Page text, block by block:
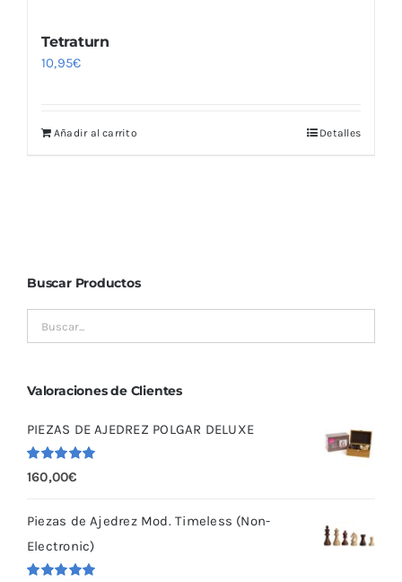
Tetraturn
10,95€
Añadir al carrito Detalles
Buscar Productos
Valoraciones de Clientes
PIEZAS DE AJEDREZ POLGAR DELUXE
Valorado
5.00
160,00€
Piezas de Ajedrez Mod. Timeless (Non-
Electronic)